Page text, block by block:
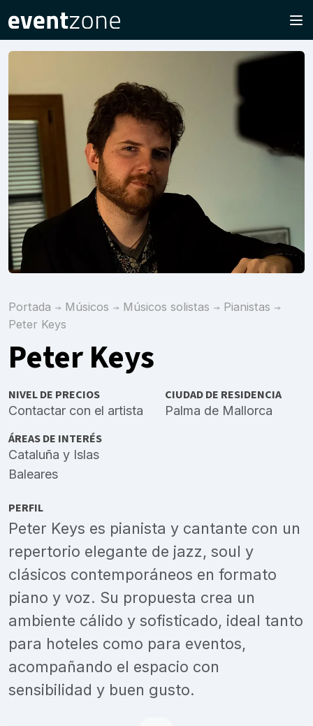
Portada Músicos Músicos solistas
Pianistas
Peter Keys
Peter Keys
NIVEL DE PRECIOS
Contactar con el artista
CIUDAD DE RESIDENCIA
Palma de Mallorca
ÁREAS DE INTERÉS
Cataluña y Islas
Baleares
PERFIL
Peter Keys es pianista y cantante con un
repertorio elegante de jazz, soul y
clásicos contemporáneos en formato
piano y voz. Su propuesta crea un
ambiente cálido y sofisticado, ideal tanto
para hoteles como para eventos,
acompañando el espacio con
sensibilidad y buen gusto.